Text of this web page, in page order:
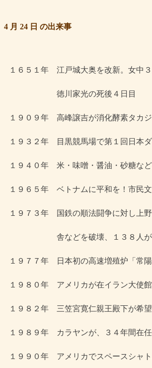
4 月 24 日 の出来事